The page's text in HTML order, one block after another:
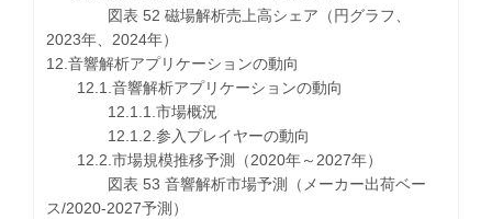
図表 52 磁場解析売上高シェア（円グラフ、
2023年、2024年）
12.音響解析アプリケーションの動向
12.1.音響解析アプリケーションの動向
12.1.1.市場概況
12.1.2.参入プレイヤーの動向
12.2.市場規模推移予測（2020年～2027年）
図表 53 音響解析市場予測（メーカー出荷ベー
ス/2020-2027予測）